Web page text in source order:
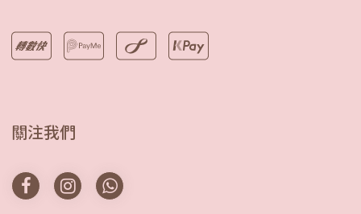
關注我們